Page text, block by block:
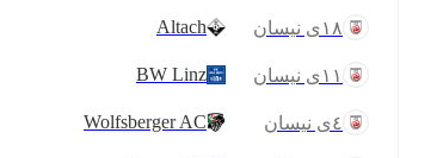
١٨ی نیسان Altach
١١ی نیسان BW Linz
٤ی نیسان Wolfsberger AC